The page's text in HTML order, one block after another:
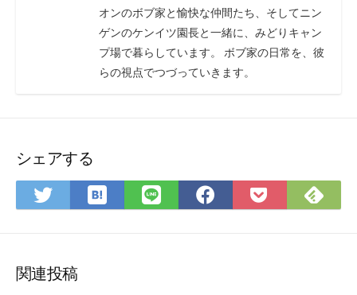
オンのボブ家と愉快な仲間たち、そしてニン
ゲンのケンイツ園長と一緒に、みどりキャン
プ場で暮らしています。 ボブ家の日常を、彼
らの視点でつづっていきます。
シェアする
Twitter
で
ア
は
て
LINE
で
Facebook
で
Pocket
に
で
関連投稿